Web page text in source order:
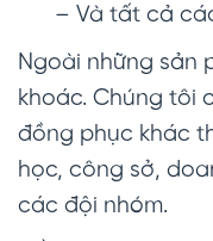
– Và tất cả
Ngoài những sản
khoác. Chúng tôi
đồng phục khác
học, công sở,
các đội nhóm.